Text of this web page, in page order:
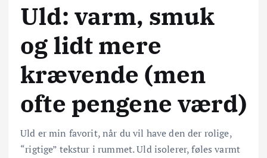
Uld: varm, smuk
og lidt mere
krævende (men
ofte pengene værd)
Uld er min favorit, når du vil have den der rolige,
“rigtige” tekstur i rummet. Uld isolerer, føles varmt